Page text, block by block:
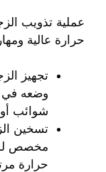
عملية تذويب
حرارة عالية
تجهيز
وضعه في
شوائب أو
تسخين
مخصص